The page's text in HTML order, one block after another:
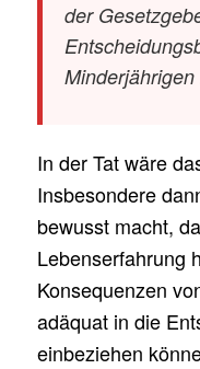
der
In der Tat wäre
Insbesondere
bewusst macht,
Lebenserfahrung
Konsequenzen
adäquat in die
einbeziehen